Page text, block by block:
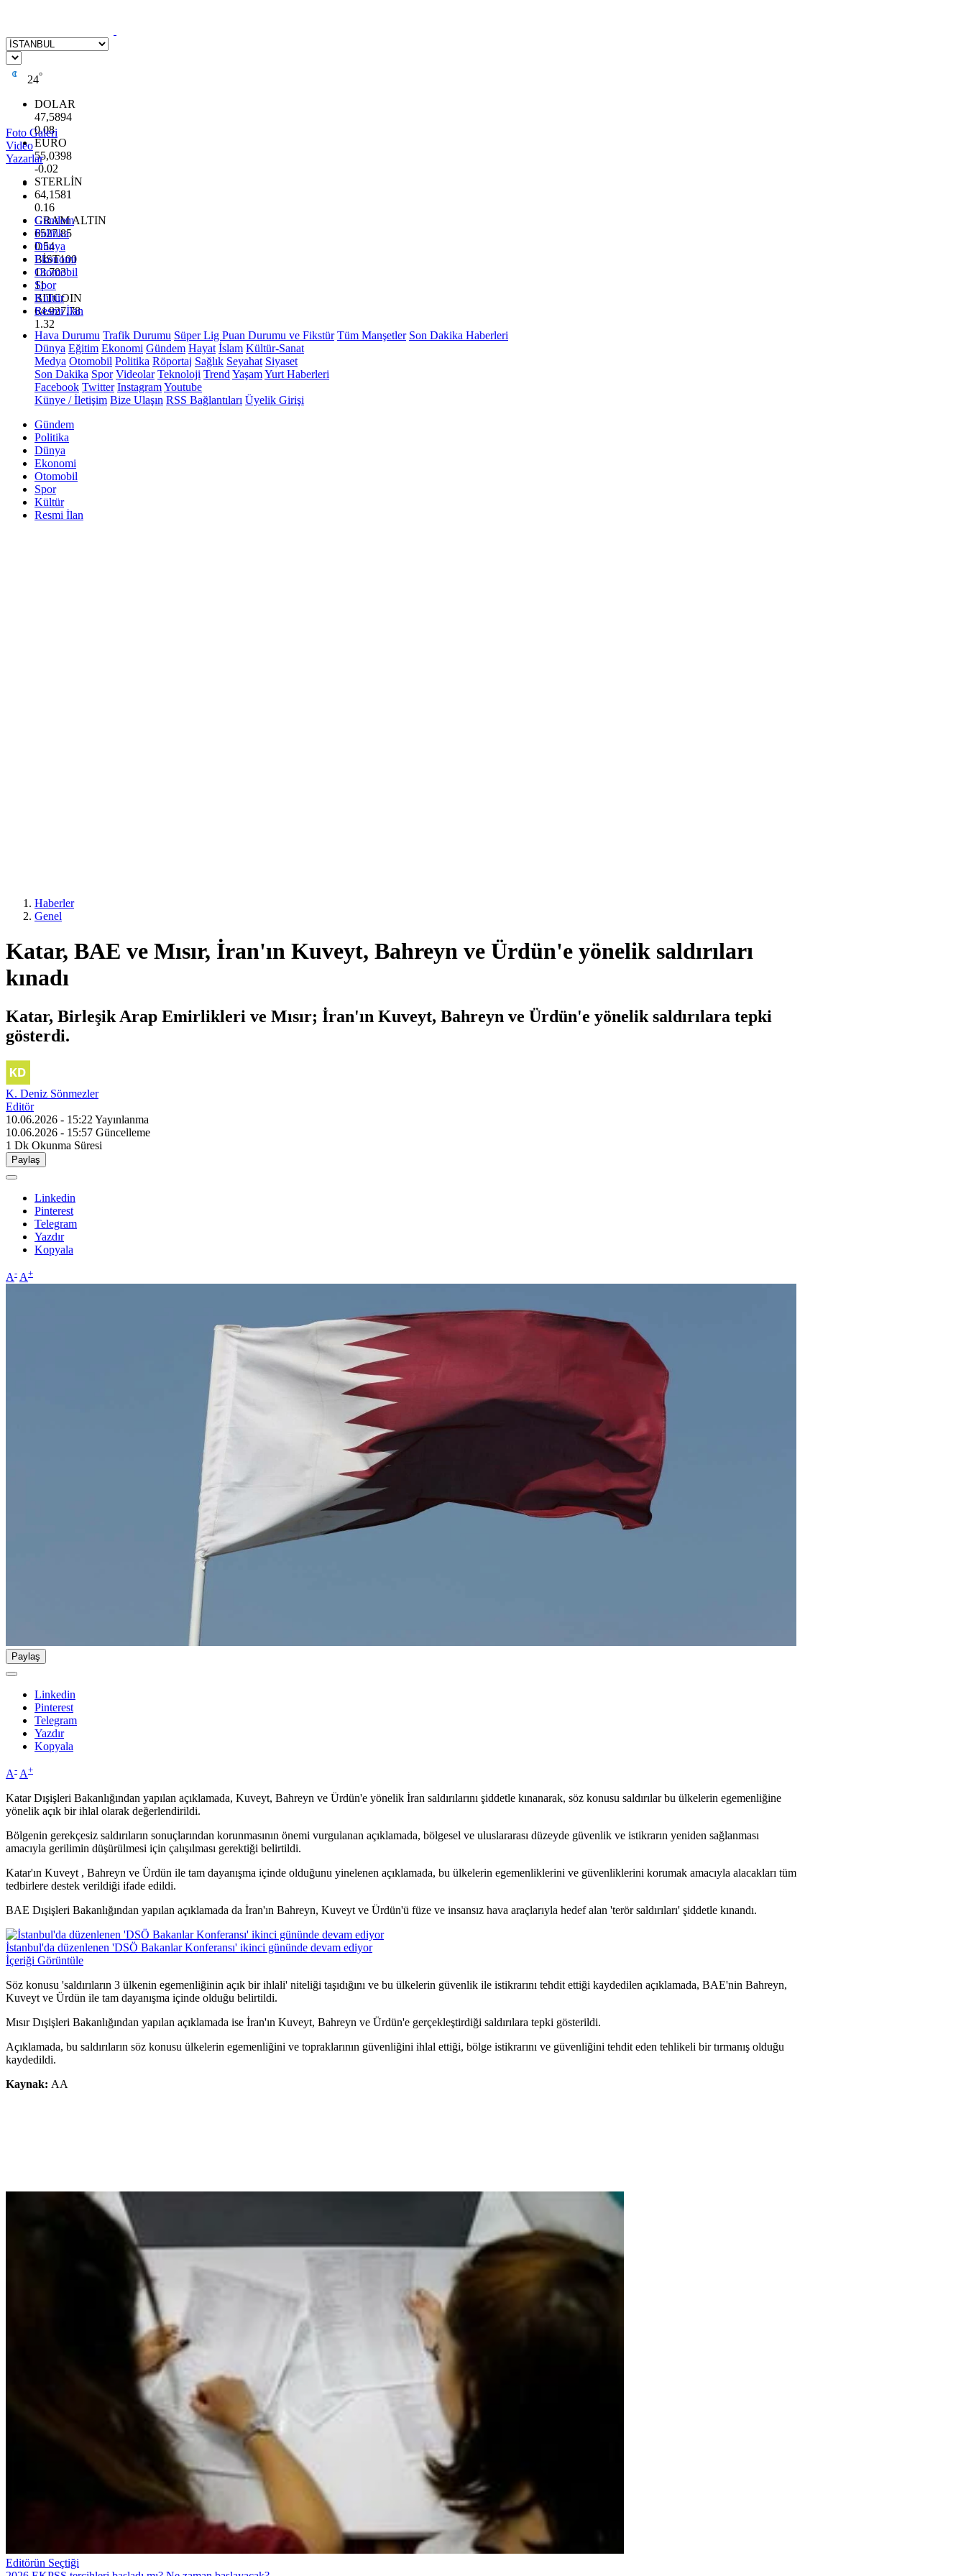
24°
DOLAR
47,5894
0.08
EURO
55,0398
-0.02
STERLİN
64,1581
0.16
GRAM ALTIN
6527.85
0.54
BİST100
13.703
11
BITCOIN
64.927,78
1.32
Foto Galeri
Video
Yazarlar
Gündem
Politika
Dünya
Ekonomi
Otomobil
Spor
Kültür
Resmi İlan
Hava Durumu Trafik Durumu Süper Lig Puan Durumu ve Fikstür Tüm Manşetler Son Dakika Haberleri
Dünya Eğitim Ekonomi Gündem Hayat İslam Kültür-Sanat
Medya Otomobil Politika Röportaj Sağlık Seyahat Siyaset
Son Dakika Spor Videolar Teknoloji Trend YaşamYurt Haberleri
Facebook Twitter InstagramYoutube
Künye / İletişim Bize Ulaşın RSS Bağlantıları Üyelik Girişi
Gündem
Politika
Dünya
Ekonomi
Otomobil
Spor
Kültür
Resmi İlan
Haberler
Genel
Katar, BAE ve Mısır, İran'ın Kuveyt, Bahreyn ve Ürdün'e yönelik saldırıları
kınadı
Katar, Birleşik Arap Emirlikleri ve Mısır; İran'ın Kuveyt, Bahreyn ve Ürdün'e yönelik saldırılara tepki
gösterdi.
K. Deniz Sönmezler
Editör
10.06.2026 - 15:22 Yayınlanma
10.06.2026 - 15:57 Güncelleme
1 Dk Okunma Süresi
Paylaş
Linkedin
Pinterest
Telegram
Yazdır
Kopyala
A- A+
Paylaş
Linkedin
Pinterest
Telegram
Yazdır
Kopyala
A- A+
Katar Dışişleri Bakanlığından yapılan açıklamada, Kuveyt, Bahreyn ve Ürdün'e yönelik İran saldırılarını şiddetle kınanarak, söz konusu saldırılar bu ülkelerin egemenliğine
yönelik açık bir ihlal olarak değerlendirildi.
Bölgenin gerekçesiz saldırıların sonuçlarından korunmasının önemi vurgulanan açıklamada, bölgesel ve uluslararası düzeyde güvenlik ve istikrarın yeniden sağlanması
amacıyla gerilimin düşürülmesi için çalışılması gerektiği belirtildi.
Katar'ın Kuveyt , Bahreyn ve Ürdün ile tam dayanışma içinde olduğunu yinelenen açıklamada, bu ülkelerin egemenliklerini ve güvenliklerini korumak amacıyla alacakları tüm
tedbirlere destek verildiği ifade edildi.
BAE Dışişleri Bakanlığından yapılan açıklamada da İran'ın Bahreyn, Kuveyt ve Ürdün'ü füze ve insansız hava araçlarıyla hedef alan 'terör saldırıları' şiddetle kınandı.
İstanbul'da düzenlenen 'DSÖ Bakanlar Konferansı' ikinci gününde devam ediyor
İçeriği Görüntüle
Söz konusu 'saldırıların 3 ülkenin egemenliğinin açık bir ihlali' niteliği taşıdığını ve bu ülkelerin güvenlik ile istikrarını tehdit ettiği kaydedilen açıklamada, BAE'nin Bahreyn,
Kuveyt ve Ürdün ile tam dayanışma içinde olduğu belirtildi.
Mısır Dışişleri Bakanlığından yapılan açıklamada ise İran'ın Kuveyt, Bahreyn ve Ürdün'e gerçekleştirdiği saldırılara tepki gösterildi.
Açıklamada, bu saldırıların söz konusu ülkelerin egemenliğini ve topraklarının güvenliğini ihlal ettiği, bölge istikrarını ve güvenliğini tehdit eden tehlikeli bir tırmanış olduğu
kaydedildi.
Kaynak: AA
Editörün Seçtiği